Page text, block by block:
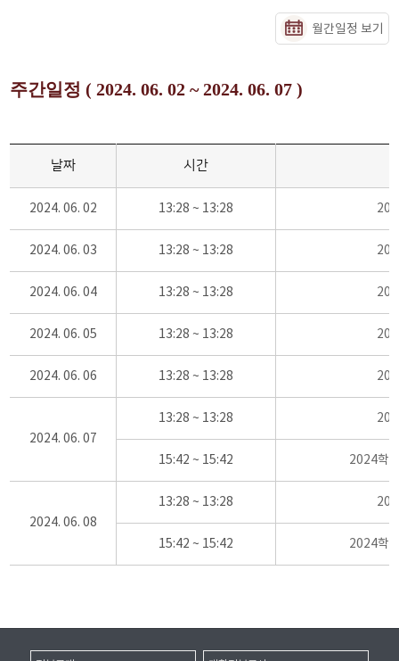
월간일정 보기
주간일정 ( 2024. 06. 02 ~ 2024. 06. 07 )
날짜 시간
2024. 06. 02 13:28 ~ 13:28
2024. 06. 03 13:28 ~ 13:28
2024. 06. 04 13:28 ~ 13:28
2024. 06. 05 13:28 ~ 13:28
2024. 06. 06 13:28 ~ 13:28
2024. 06. 07
13:28 ~ 13:28
15:42 ~ 15:42 2024학
2024. 06. 08
13:28 ~ 13:28
15:42 ~ 15:42 2024학